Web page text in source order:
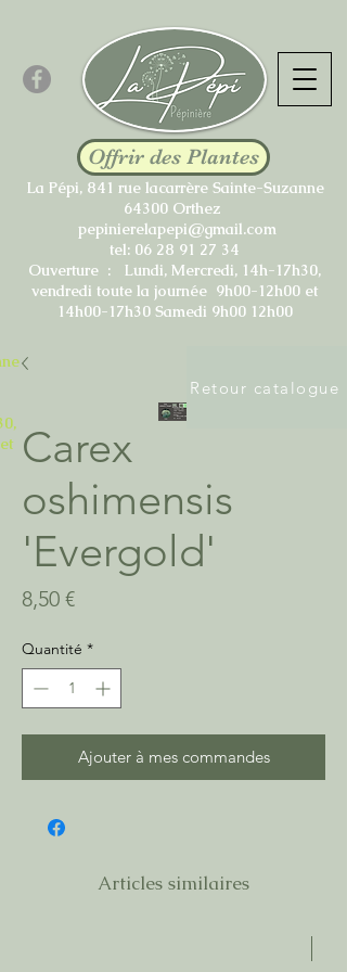
Offrir des Plantes
La Pépi, 841 rue lacarrère Sainte-Suzanne
64300 Orthez
pepinierelapepi@gmail.com
tel: 06 28 91 27 34
Ouverture : Lundi, Mercredi, 14h-17h30,
vendredi toute la journée 9h00-12h00 et
14h00-17h30 Samedi 9h00 12h00
Carex
oshimensis
'Evergold'
8,50 €Prix
Quantité *
Ajouter à mes commandes
Retour catalogue
Articles similaires